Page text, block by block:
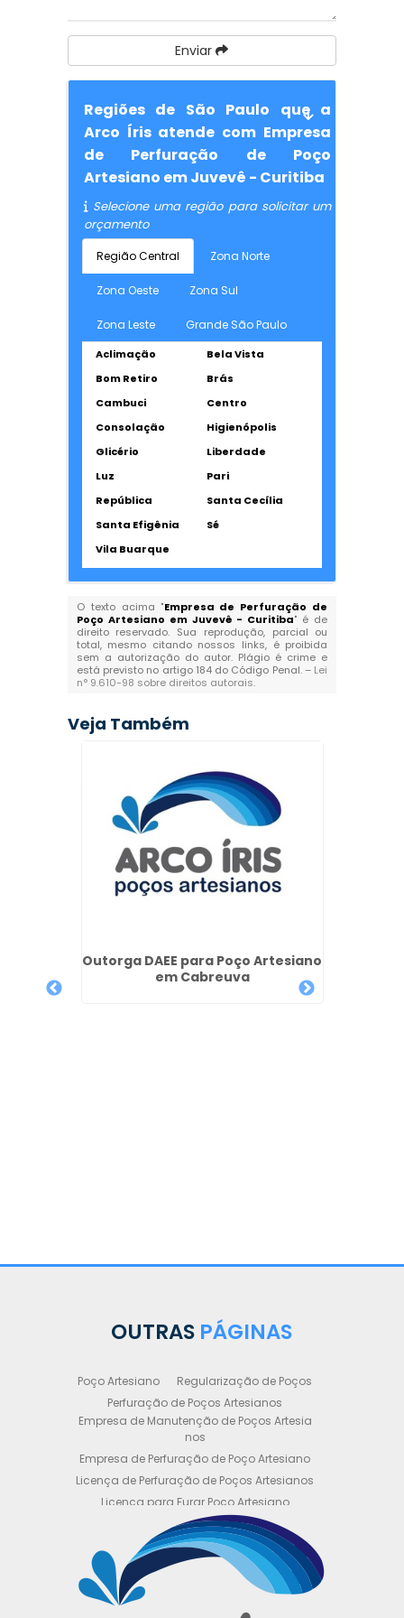
Enviar
Regiões de São Paulo que a
Arco Íris atende com Empresa
de Perfuração de Poço
Artesiano em Juvevê - Curitiba
Selecione uma região para solicitar um
orçamento
Região Central Zona Norte
Zona Oeste Zona Sul
Zona Leste Grande São Paulo
Aclimação
Bela Vista
Bom Retiro
Brás
Cambuci
Centro
Consolação
Higienópolis
Glicério
Liberdade
Luz
Pari
República
Santa Cecília
Santa Efigênia
Sé
Vila Buarque
O texto acima "Empresa de Perfuração de
Poço Artesiano em Juvevê - Curitiba" é de
direito reservado. Sua reprodução, parcial ou
total, mesmo citando nossos links, é proibida
sem a autorização do autor. Plágio é crime e
está previsto no artigo 184 do Código Penal. – Lei
n° 9.610-98 sobre direitos autorais.
Veja Também
Outorga DAEE para Poço Artesiano
em Cabreuva
OUTRAS PÁGINAS
Poço Artesiano
Regularização de Poços
Perfuração de Poços Artesianos
Empresa de Manutenção de Poços Artesia
nos
Empresa de Perfuração de Poço Artesiano
Licença de Perfuração de Poços Artesianos
Licença para Furar Poço Artesiano
Licença para Perfuração de Poço Artesiano
Licença para Poço Semi Artesiano
Manutenção de Poço Semi Artesiano
Manutenção Preventiva de Poços Artesiano